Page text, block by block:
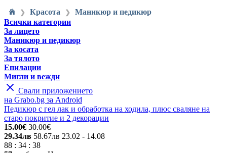
❯ Красота ❯
Маникюр и педикюр
Всички категории
За лицето
Маникюр и педикюр
За косата
За тялото
Епилации
Мигли и вежди
Свали приложението
на Grabo.bg за Android
Педикюр с гел лак и обработка на ходила, плюс сваляне на
старо покритие и 2 декорации
15.00€ 30.00€
29.34лв 58.67лв 23.02 - 14.08
88 : 34 : 38